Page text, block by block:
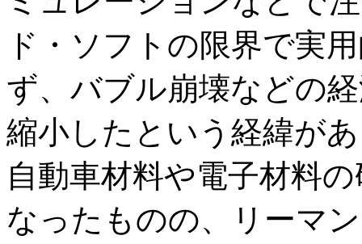
ド・ソフトの限界で実
ず、バブル崩壊などの
縮小したという経緯が
自動車材料や電子材料
なったものの、リーマ